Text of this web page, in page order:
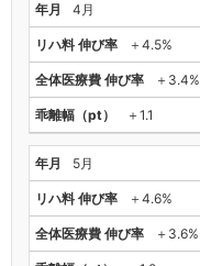
4月
＋4.5%
＋3.4%
＋1.1
5月
＋4.6%
＋3.6%